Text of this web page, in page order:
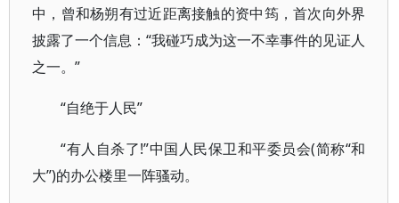
中，曾和杨朔有过近距离接触的资中筠，首次向外界
披露了一个信息：“我碰巧成为这一不幸事件的见证人
之一。”
“自绝于人民”
“有人自杀了!”中国人民保卫和平委员会(简称“和
大”)的办公楼里一阵骚动。